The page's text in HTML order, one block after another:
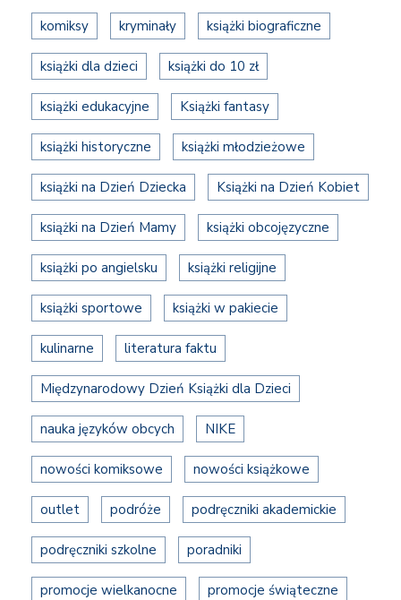
komiksy kryminały książki biograficzne
książki dla dzieci książki do 10 zł
książki edukacyjne Książki fantasy
książki historyczne książki młodzieżowe
książki na Dzień Dziecka Książki na Dzień Kobiet
książki na Dzień Mamy książki obcojęzyczne
książki po angielsku książki religijne
książki sportowe książki w pakiecie
kulinarne literatura faktu
Międzynarodowy Dzień Książki dla Dzieci
nauka języków obcych NIKE
nowości komiksowe nowości książkowe
outlet podróże podręczniki akademickie
podręczniki szkolne poradniki
promocje wielkanocne promocje świąteczne